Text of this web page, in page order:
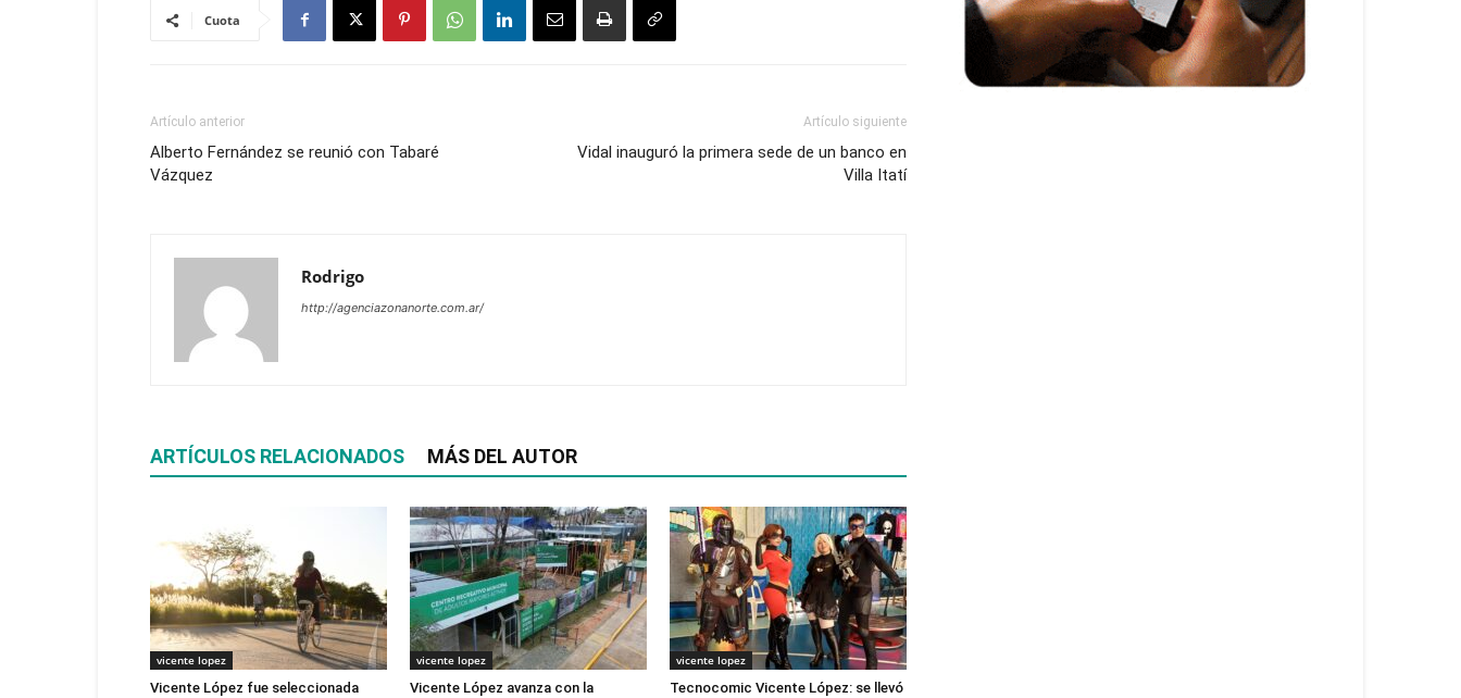
Cuota
Artículo anterior
Alberto Fernández se reunió con Tabaré
Vázquez
Artículo siguiente
Vidal inauguró la primera sede de un banco en
Villa Itatí
Rodrigo
http://agenciazonanorte.com.ar/
ARTÍCULOS RELACIONADOS MÁS DEL AUTOR
vicente lopez
Vicente López fue seleccionada
vicente lopez
Vicente López avanza con la
vicente lopez
Tecnocomic Vicente López: se llevó